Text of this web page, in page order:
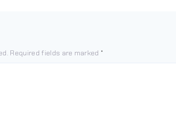
Required fields are marked *